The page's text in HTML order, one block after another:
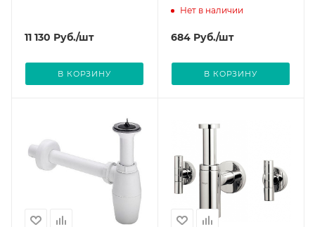
11 130 Руб./шт
В КОРЗИНУ
машину, без выпуска
Нет в наличии
684 Руб./шт
В КОРЗИНУ